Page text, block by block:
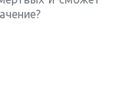
Microsoft и